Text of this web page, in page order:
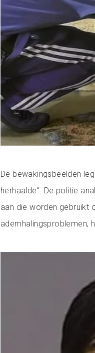
De bewakingsbeelden
herhaalde”. De politie
aan die worden gebruikt
ademhalingsproblemen,